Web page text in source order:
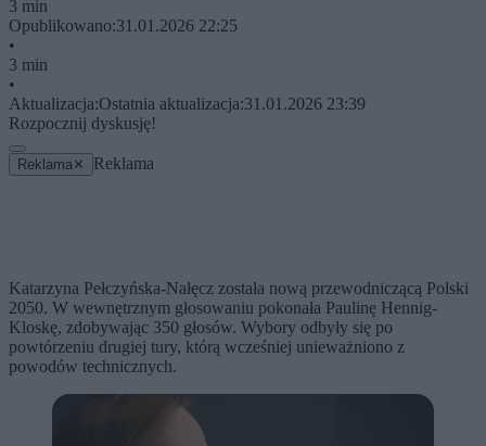
3 min
Opublikowano:31.01.2026 22:25
•
3 min
•
Aktualizacja:Ostatnia aktualizacja:31.01.2026 23:39
Rozpocznij dyskusję!
Reklama ✕ Reklama
Katarzyna Pełczyńska-Nałęcz została nową przewodniczącą Polski
2050. W wewnętrznym głosowaniu pokonała Paulinę Hennig-
Kloskę, zdobywając 350 głosów. Wybory odbyły się po
powtórzeniu drugiej tury, którą wcześniej unieważniono z
powodów technicznych.